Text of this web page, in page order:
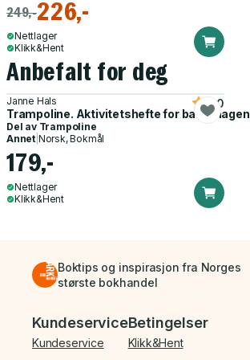
249,-226,-
Nettlager
Klikk&Hent
Anbefalt for deg
Janne Hals
Trampoline. Aktivitetshefte for barnehagen
5.0
Del av Trampoline
Annet Norsk, Bokmål
179,-
Nettlager
Klikk&Hent
Boktips og inspirasjon fra Norges
største bokhandel
Bunnmeny
Kundeservice
Kundeservice
Betingelser
Klikk&Hent